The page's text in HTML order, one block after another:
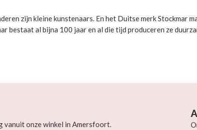
zijn kleine kunstenaars. En het Duitse merk Stockmar
bestaat al bijna 100 jaar en al die tijd produceren ze
vanuit onze winkel in Amersfoort.